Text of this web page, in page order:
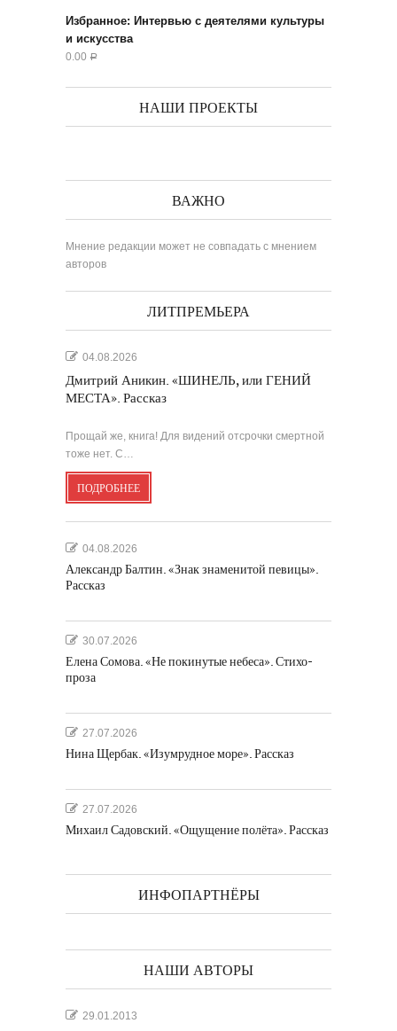
Избранное: Интервью с деятелями культуры
и искусства
0.00 Р
НАШИ ПРОЕКТЫ
ВАЖНО
Мнение редакции может не совпадать с мнением
авторов
ЛИТПРЕМЬЕРА
04.08.2026
Дмитрий Аникин. «ШИНЕЛЬ, или ГЕНИЙ
МЕСТА». Рассказ
Прощай же, книга! Для видений отсрочки смертной
тоже нет. С…
ПОДРОБНЕЕ
04.08.2026
Александр Балтин. «Знак знаменитой певицы».
Рассказ
30.07.2026
Елена Сомова. «Не покинутые небеса». Стихо-
проза
27.07.2026
Нина Щербак. «Изумрудное море». Рассказ
27.07.2026
Михаил Садовский. «Ощущение полёта». Рассказ
ИНФОПАРТНЁРЫ
НАШИ АВТОРЫ
29.01.2013